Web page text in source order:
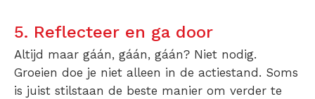
5. Reflecteer en ga door
Altijd maar gáán, gáán, gáán? Niet nodig.
Groeien doe je niet alleen in de actiestand. Soms
is juist stilstaan de beste manier om verder te